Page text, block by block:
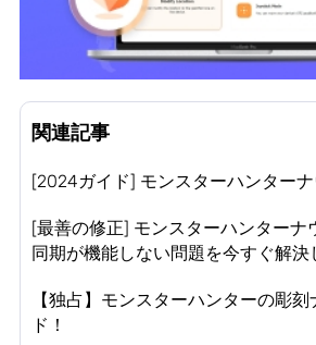
関連記事
[2024ガイド] モンスターハンター
[最善の修正] モンスターハンターナ
同期が機能しない問題を今すぐ解決
【独占】モンスターハンターの彫
ド！